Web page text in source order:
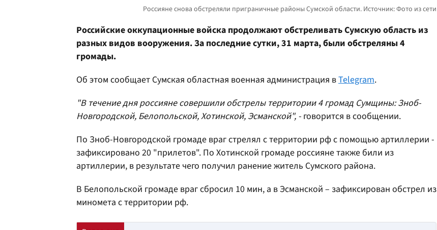
Российские оккупационные войска продолжают обстреливать Сумскую область из
разных видов вооружения. За последние сутки, 31 марта, были обстреляны 4
громады.
Об этом сообщает Сумская областная военная администрация вTelegram.
"В течение дня россияне совершили обстрелы территории 4 громад Сумщины: Зноб-
Новгородской, Белопольской, Хотинской, Эсманской", - говорится в сообщении.
По Зноб-Новгородской громаде враг стрелял с территории рф с помощью артиллерии -
зафиксировано 20 "прилетов". По Хотинской громаде россияне также били из
артиллерии, в результате чего получил ранение житель Сумского района.
В Белопольской громаде враг сбросил 10 мин, а в Эсманской – зафиксирован обстрел из
миномета с территории рф.